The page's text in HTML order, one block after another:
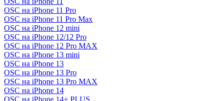
OSC на iPhone 11 Pro
OSC на iPhone 11 Pro Max
OSC на iPhone 12 mini
OSC на iPhone 12/12 Pro
OSC на iPhone 12 Pro MAX
OSC на iPhone 13 mini
OSC на iPhone 13
OSC на iPhone 13 Pro
OSC на iPhone 13 Pro MAX
OSC на iPhone 14
OSC на iPhone 14+ PLUS